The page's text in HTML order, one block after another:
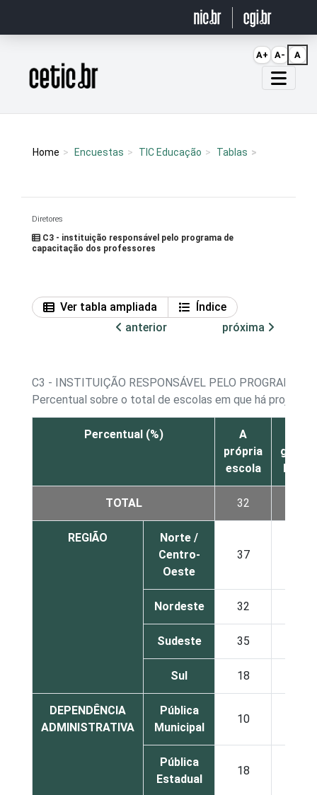
Página inicial
Home Encuestas TIC Educação Tablas
Diretores
C3 - instituição responsável pelo programa de
capacitação dos professores
Ver tabla ampliada
Índice
anterior
próxima
C3 - INSTITUIÇÃO RESPONSÁVEL PELO PROGRAMA
Percentual sobre o total de escolas em que há projeto
Percentual (%)
A
própria
escola
TOTAL 32
REGIÃO
Norte /
Centro-
Oeste
37
Nordeste 32
Sudeste 35
Sul 18
DEPENDÊNCIA
ADMINISTRATIVA
Pública
Municipal
10
Pública
Estadual
18
A+ A- A